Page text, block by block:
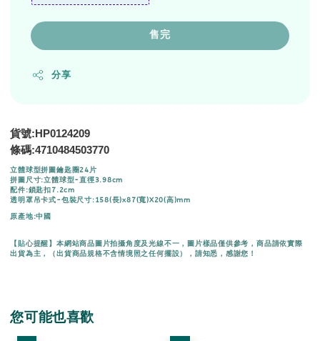
售完
分享
貨號:HP0124209
條碼:4710484503770
立體球型拼圖鑰匙圈24片
拼圖尺寸:立體球型-直徑3.98cm
配件:鎖匙扣7.2cm
透明罩吊卡式-包裝尺寸:158(長)x87(寬)X20(高)mm
原產地:中國
【貼心提醒】本網站商品圖片拍攝角度及光線不一，圖片樣品僅供參考，商品請依實際
出貨為主，（出貨商品規格不含情境照之任何擺設），請知悉，感謝您！
您可能也喜歡